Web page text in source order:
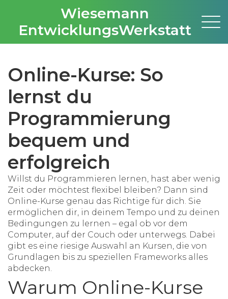
Wiesemann
EntwicklungsWerkstatt
Online-Kurse: So
lernst du
Programmierung
bequem und
erfolgreich
Willst du Programmieren lernen, hast aber wenig
Zeit oder möchtest flexibel bleiben? Dann sind
Online-Kurse genau das Richtige für dich. Sie
ermöglichen dir, in deinem Tempo und zu deinen
Bedingungen zu lernen – egal ob vor dem
Computer, auf der Couch oder unterwegs. Dabei
gibt es eine riesige Auswahl an Kursen, die von
Grundlagen bis zu speziellen Frameworks alles
abdecken.
Warum Online-Kurse